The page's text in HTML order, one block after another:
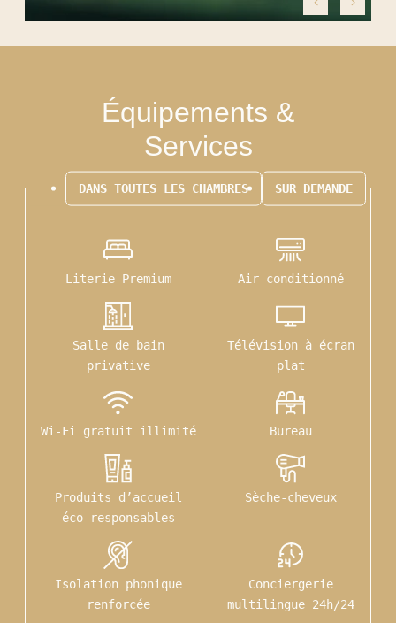
Équipements &
Services
DANS TOUTES LES CHAMBRES SUR DEMANDE
Literie Premium Air conditionné
Salle de bain
privative
Télévision à écran
plat
Wi-Fi gratuit illimité Bureau
Produits d’accueil
éco-responsables
Sèche-cheveux
Isolation phonique
renforcée
Conciergerie
multilingue 24h/24
BONS CADEAUX